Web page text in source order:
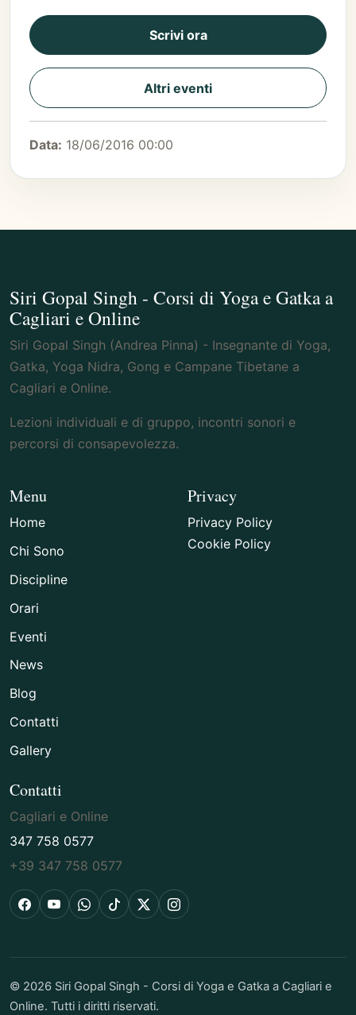
Scrivi ora
Altri eventi
Data: 18/06/2016 00:00
Siri Gopal Singh - Corsi di Yoga e Gatka a
Cagliari e Online
Siri Gopal Singh (Andrea Pinna) - Insegnante di Yoga,
Gatka, Yoga Nidra, Gong e Campane Tibetane a
Cagliari e Online.
Lezioni individuali e di gruppo, incontri sonori e
percorsi di consapevolezza.
Menu
Home
Chi Sono
Discipline
Orari
Eventi
News
Blog
Contatti
Gallery
Privacy
Privacy Policy
Cookie Policy
Contatti
Cagliari e Online
347 758 0577
+39 347 758 0577
Facebook
YouTubeWhatsApp
TikTok
X Instagram
© 2026 Siri Gopal Singh - Corsi di Yoga e Gatka a Cagliari e
Online. Tutti i diritti riservati.